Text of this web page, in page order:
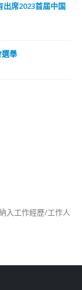
出席2023首届中国
舉
入工作經歷/工作人